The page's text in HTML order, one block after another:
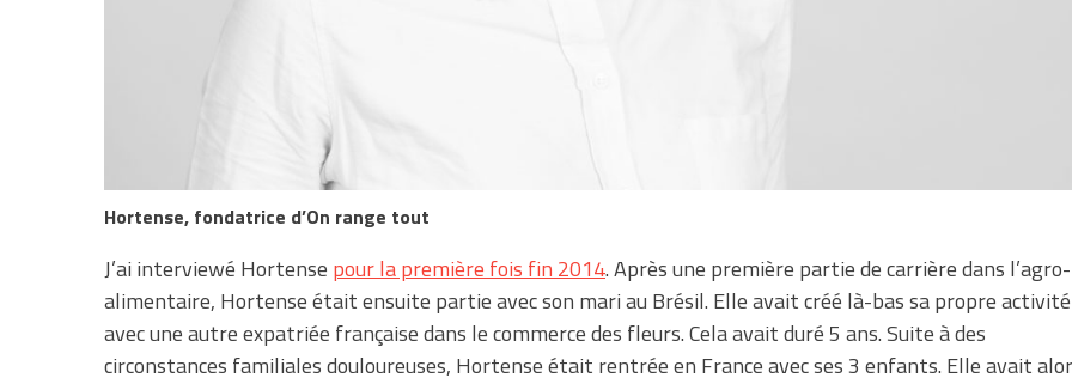
Hortense, fondatrice d’On range tout
J’ai interviewé Hortense pour la première fois fin 2014. Après une première partie de carrière dans l’agro-
alimentaire, Hortense était ensuite partie avec son mari au Brésil. Elle avait créé là-bas sa propre activité
avec une autre expatriée française dans le commerce des fleurs. Cela avait duré 5 ans. Suite à des
circonstances familiales douloureuses, Hortense était rentrée en France avec ses 3 enfants. Elle avait